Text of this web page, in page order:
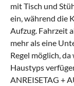
mit Tisch und
ein, während die
Aufzug. Fahrzeit
mehr als eine
Regel möglich,
Haustyps
ANREISETAG +